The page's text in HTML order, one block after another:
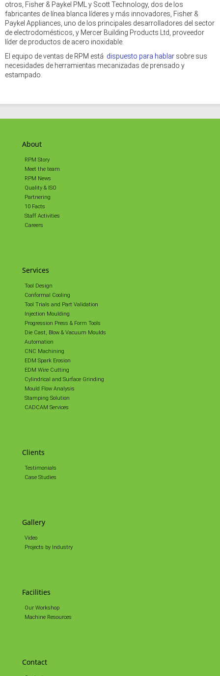
otros, Fisher & Paykel PML y Scott Technology, dos de los
fabricantes de línea blanca líderes y más innovadores, Fisher &
Paykel Appliances, uno de los principales desarrolladores del sector
de electrodomésticos, y Mercer Building Products Ltd, proveedor
líder de productos de acero inoxidable.
El equipo de ventas de RPM está dispuesto para hablar sobre sus
necesidades de herramientas mecanizadas de prensado y
estampado.
About
RPM Story
Meet the team
RPM News
Quality & ISO
Partnering
10 Facts
Staff Activities
Careers
Services
Tool Design
Conformal Cooling
Tool Trials and Part Validation
Injection Moulding
Progression Press & Form Tools
Die Cast, Blow & Vacuum Moulds
Automation
CNC Machining
EDM Spark Erosion
EDM Wire Cutting
Cylindrical and Surface Grinding
Mould Flow Analysis
Stamping Solution
CADCAM Services
Clients
Testimonials
Case Studies
Gallery
Video
Projects by Industry
Facilities
Our Workshop
Machine Resources
Contact